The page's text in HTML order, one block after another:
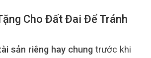
Cho Đất Đai Để Tránh
sản riêng hay chungtrước khi